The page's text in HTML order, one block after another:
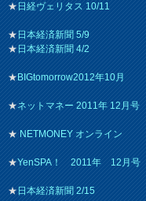
★日経ヴェリタス 10/11
★日本経済新聞 5/9
★日本経済新聞 4/2
★BIGtomorrow2012年10月
★ネットマネー 2011年 12月号
★NETMONEY オンライン
★YenSPA！ 2011年 12月号
★日本経済新聞 2/15